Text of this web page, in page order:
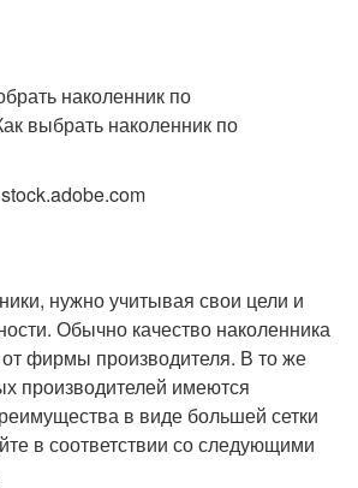
нужно учитывая свои цели и
Обычно качество наколенника
фирмы производителя. В то же
производителей имеются
в виде большей сетки
в соответствии со следующими